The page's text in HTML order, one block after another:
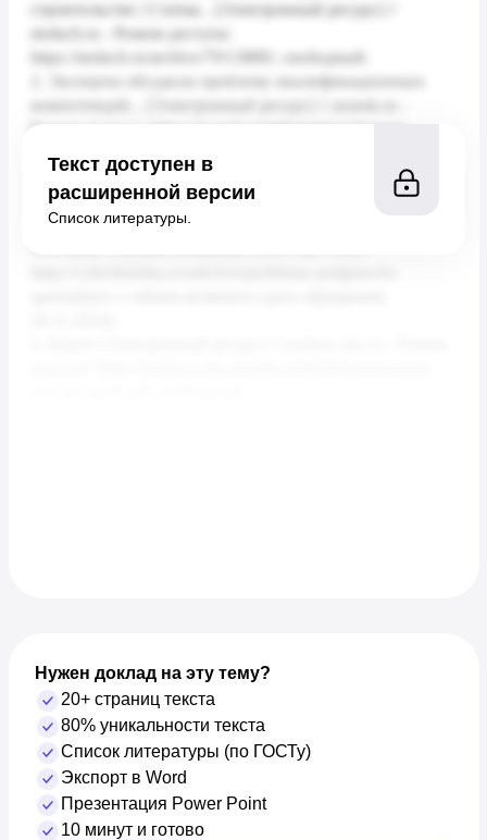
Текст доступен в
расширенной версии
Список литературы.
Нужен доклад на эту тему?
20+ страниц текста
80% уникальности текста
Список литературы (по ГОСТу)
Экспорт в Word
Презентация Power Point
10 минут и готово